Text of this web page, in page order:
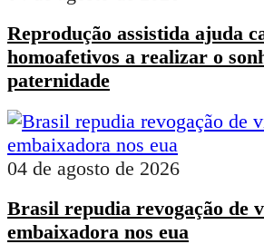
Reprodução assistida ajuda
homoafetivos a realizar o
paternidade
04 de agosto de 2026
Brasil repudia revogação de
embaixadora nos eua